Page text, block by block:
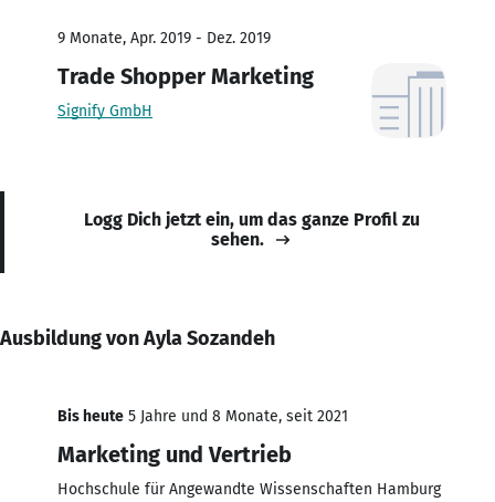
9 Monate, Apr. 2019 - Dez. 2019
Trade Shopper Marketing
Signify GmbH
Logg Dich jetzt ein, um das ganze Profil zu
sehen.
Ausbildung von Ayla Sozandeh
Bis heute 5 Jahre und 8 Monate, seit 2021
Marketing und Vertrieb
Hochschule für Angewandte Wissenschaften Hamburg